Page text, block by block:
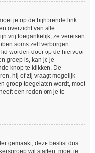
je op de bijhorende link
overzicht van alle
vrij toegankelijk, ze vereisen
soms zelf verborgen
worden door op de hiervoor
groep is, kan je je
knop te klikken. De
hij of zij vraagt mogelijk
groep toegelaten wordt, moet
een reden om je te
gemaakt, deze beslist dus
wil starten, moet je